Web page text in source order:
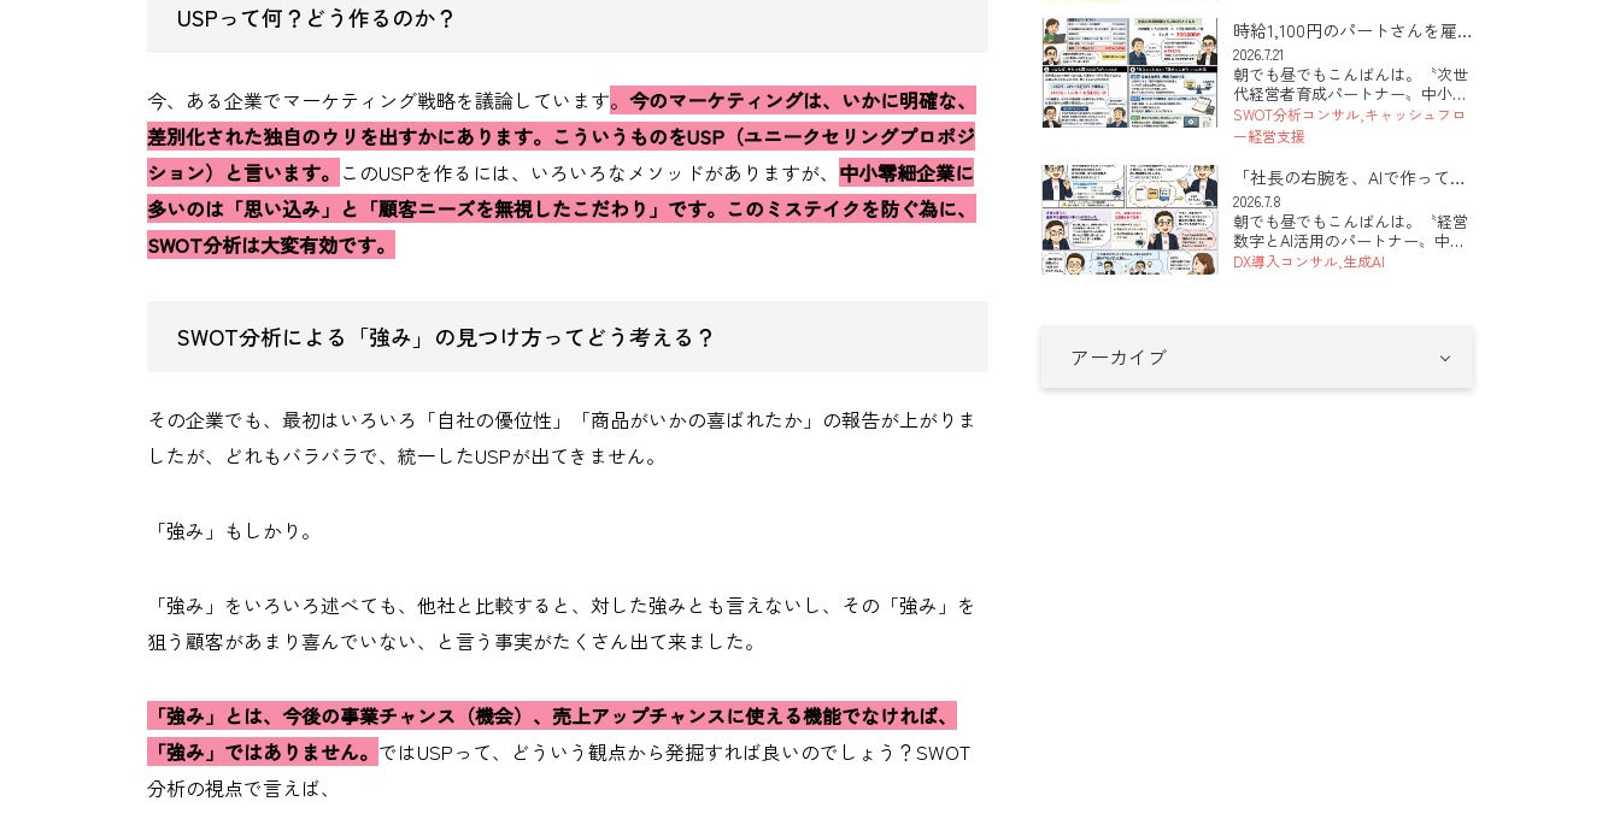
USPって何？どう作るのか？
今、ある企業でマーケティング戦略を議論しています。 今のマーケティングは、いかに明確な、
差別化された独自のウリを出すかにあります。こういうものをUSP（ユニークセリングプロポジ
ション）と言います。 このUSPを作るには、いろいろなメソッドがありますが、 中小零細企業に
多いのは「思い込み」と「顧客ニーズを無視したこだわり」です。このミステイクを防ぐ為に、
SWOT分析は大変有効です。
SWOT分析による「強み」の見つけ方ってどう考える？
その企業でも、最初はいろいろ「自社の優位性」「商品がいかの喜ばれたか」の報告が上がりま
したが、どれもバラバラで、統一したUSPが出てきません。
「強み」もしかり。
「強み」をいろいろ述べても、他社と比較すると、対した強みとも言えないし、その「強み」を
狙う顧客があまり喜んでいない、と言う事実がたくさん出て来ました。
「強み」とは、今後の事業チャンス（機会）、売上アップチャンスに使える機能でなければ、
「強み」ではありません。 ではUSPって、どういう観点から発掘すれば良いのでしょう？SWOT
分析の視点で言えば、
方」のお話です。新しい取引先を
探すこと自体は、まったく正し
い。ただ、現状の数字を握らない
まま「とにか […]
時給1,100円のパートさんを雇
うと、実際いくらかかるのか？
っていう雇用問題の話。
2026.7.21
朝でも昼でもこんばんは。〝次世
代経営者育成パートナー〟中小企
業診断士の田中 健太郎です。 本
日は「人を雇うのが怖い」という
お話です。先日うかがった会社の
社長さんから、こんな言葉が出て
きました。時給に見合う働きをし
てくれる […]
SWOT分析コンサル キャッシュフロ
ー経営支援
「社長の右腕を、AIで作ってみ
た（第5回・最終回）」
2026.7.8
朝でも昼でもこんばんは。〝経営
数字とAI活用のパートナー〟中小
企業診断士の田中 健太郎です。
DX導入コンサル 生成AI